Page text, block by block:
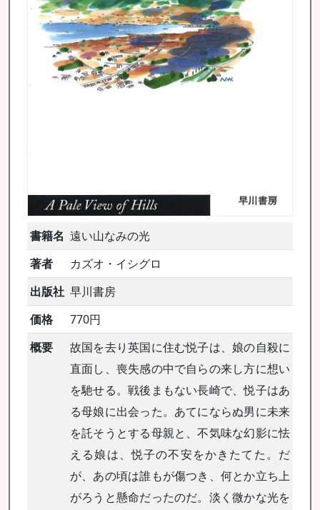
書籍名 遠い山なみの光
著者
カズオ・イシグロ
出版社 早川書房
価格
770円
概要
故国を去り英国に住む悦子は、娘の自殺に
直面し、喪失感の中で自らの来し方に想い
を馳せる。戦後まもない長崎で、悦子はあ
る母娘に出会った。あてにならぬ男に未来
を託そうとする母親と、不気味な幻影に怯
える娘は、悦子の不安をかきたてた。だ
が、あの頃は誰もが傷つき、何とか立ち上
がろうと懸命だったのだ。淡く微かな光を